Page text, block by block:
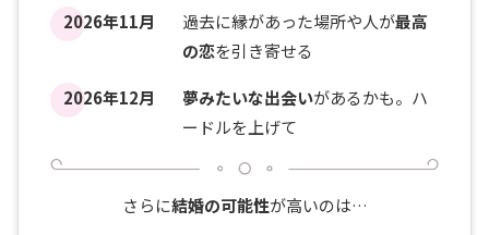
2026年11月 過去に縁があった場所や人が最高
の恋を引き寄せる
2026年12月 夢みたいな出会いがあるかも。ハ
ードルを上げて
さらに結婚の可能性が高いのは…